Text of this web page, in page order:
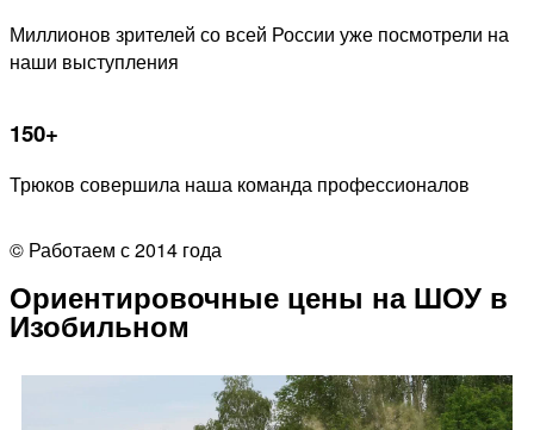
Миллионов зрителей со всей России уже посмотрели на
наши выступления
150+
Трюков совершила наша команда профессионалов
© Работаем с 2014 года
Ориентировочные цены на ШОУ в
Изобильном